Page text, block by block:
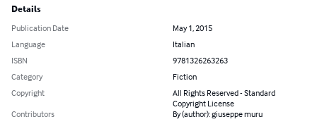
Details
Publication Date
May 1, 2015
Language
Italian
ISBN
9781326263263
Category
Fiction
Copyright
All Rights Reserved - Standard
Copyright License
Contributors
By (author): giuseppe muru